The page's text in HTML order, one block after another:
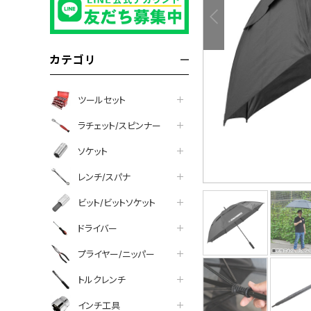
カテゴリ
ツールセット
ラチェット/スピンナー
ソケット
レンチ/スパナ
ビット/ビットソケット
ドライバー
プライヤー/ニッパー
トルクレンチ
インチ工具
facebook
line